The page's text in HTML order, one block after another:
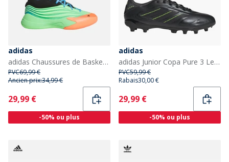
adidas
adidas Chaussures de Basketball Dame X Enfant Lime Burgundy/Signal Coral/Blue Burst
PVC69,99 €
Ancien prix:34,99 €
Current
29,99 €
-50% ou plus
adidas
adidas Junior Copa Pure 3 League Electric Stealth Pack Crampons Terrain Sec/Polyvalent Core Black/Dgh Solid Grey/Lucid Lemon
PVC59,99 €
Rabais30,00 €
Current
29,99 €
-50% ou plus